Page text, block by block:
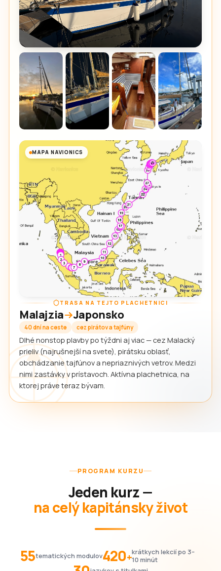
MAPA NAVIONICS
TRASA NA TEJTO PLACHETNICI
Malajzia Japonsko
40 dní na ceste cez pirátov a tajfúny
Dlhé nonstop plavby po týždni aj viac — cez Malacký
prieliv (najrušnejší na svete), pirátsku oblasť,
obchádzanie tajfúnov a nepriaznivých vetrov. Medzi
nimi zastávky v prístavoch. Aktívna plachetnica, na
ktorej práve teraz bývam.
PROGRAM KURZU
Jeden kurz —
na celý kapitánsky život
55tematických modulov420+krátkych lekcií po 3–
10 minút